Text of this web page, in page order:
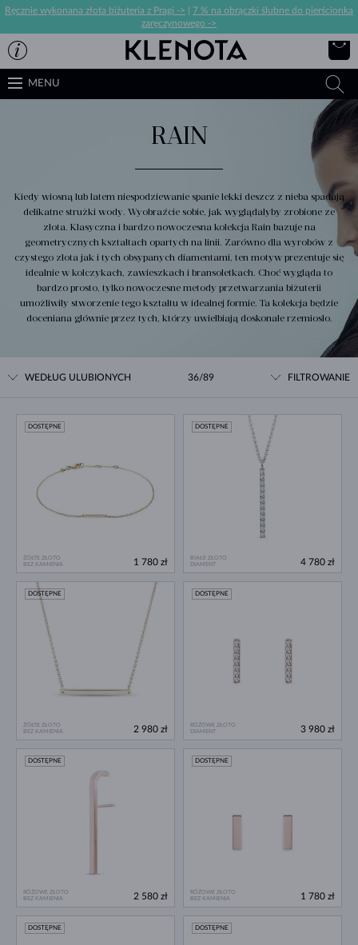
Ręcznie wykonana złota biżuteria z Pragi ->
7 % na obrączki ślubne do pierścionka
zaręczynowego ->
MENU
RAIN
Kiedy wiosną lub latem niespodziewanie spanie lekki deszcz z nieba spadają
delikatne strużki wody. Wyobraźcie sobie, jak wyglądałyby zrobione ze
złota. Klasyczna i bardzo nowoczesna kolekcja Rain bazuje na
geometrycznych kształtach opartych na linii. Zarówno dla wyrobów z
czystego złota jak i tych obsypanych diamentami, ten motyw prezentuje się
idealnie w kolczykach, zawieszkach i bransoletkach. Choć wygląda to
bardzo prosto, tylko nowoczesne metody przetwarzania biżuterii
umożliwiły stworzenie tego kształtu w idealnej formie. Ta kolekcja będzie
doceniana głównie przez tych, którzy uwielbiają doskonałe rzemiosło.
WEDŁUG ULUBIONYCH 36/89 FILTROWANIE
ŻÓŁTE ZŁOTO
BEZ KAMIENIA
DOSTĘPNE
1 780 zł
BIAŁE ZŁOTO
DIAMENT
DOSTĘPNE
4 780 zł
ŻÓŁTE ZŁOTO
BEZ KAMIENIA
DOSTĘPNE
2 980 zł
RÓŻOWE ZŁOTO
DIAMENT
DOSTĘPNE
3 980 zł
RÓŻOWE ZŁOTO
BEZ KAMIENIA
DOSTĘPNE
2 580 zł
RÓŻOWE ZŁOTO
BEZ KAMIENIA
DOSTĘPNE
1 780 zł
DOSTĘPNE DOSTĘPNE